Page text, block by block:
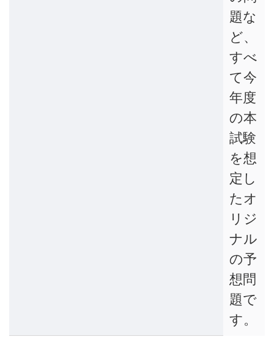
題な
ど、
すべ
て今
年度
の本
試験
を想
定し
たオ
リジ
ナル
の予
想問
題で
す。